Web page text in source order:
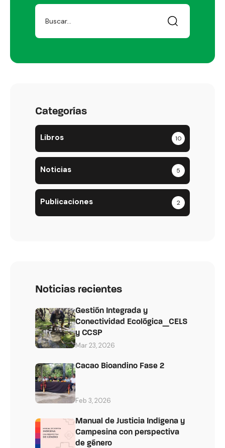
Categorías
Libros 10
Noticias 5
Publicaciones 2
Noticias recientes
Gestión Integrada y
Conectividad Ecológica_CELS
y CCSP
Mar 23, 2026
Cacao Bioandino Fase 2
Feb 3, 2026
Manual de Justicia Indígena y
Campesina con perspectiva
de género